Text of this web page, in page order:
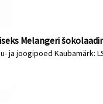
Melangeri
joogipoed Kaubamärk: